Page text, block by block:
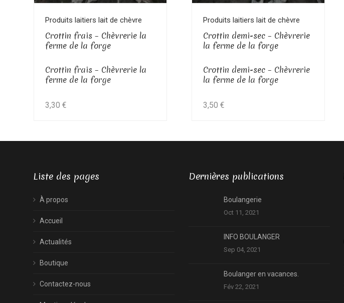
Voir le produit
Produits laitiers lait de chèvre
Crottin frais – Chèvrerie la
ferme de la forge
Crottin frais – Chèvrerie la
ferme de la forge
3,30 €
Voir le produit
Produits laitiers lait de chèvre
Crottin demi-sec – Chèvrerie
la ferme de la forge
Crottin demi-sec – Chèvrerie
la ferme de la forge
3,50 €
Liste des pages
À propos
Accueil
Actualités
Boutique
Contactez-nous
Dernières publications
Boulangerie
Oct 11, 2021
INFO BOULANGER
Sep 04, 2021
Boulanger en vacances.
Fév 22, 2021